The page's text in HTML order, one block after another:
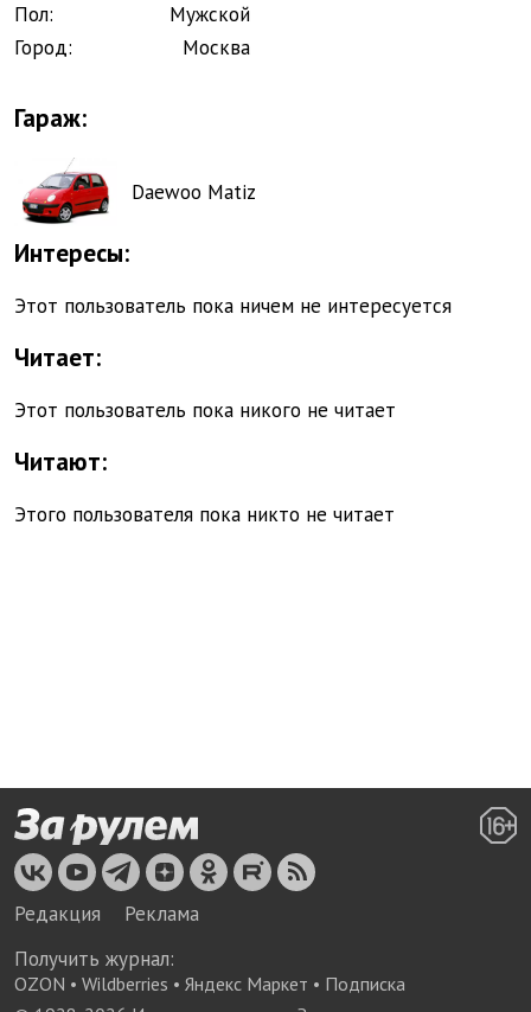
Пол:
Мужской
Город:
Москва
Гараж:
Daewoo Matiz
Интересы:
Этот пользователь пока ничем не интересуется
Читает:
Этот пользователь пока никого не читает
Читают:
Этого пользователя пока никто не читает
Редакция
Реклама
Получить журнал:
OZON • Wildberries • Яндекс Маркет • Подписка